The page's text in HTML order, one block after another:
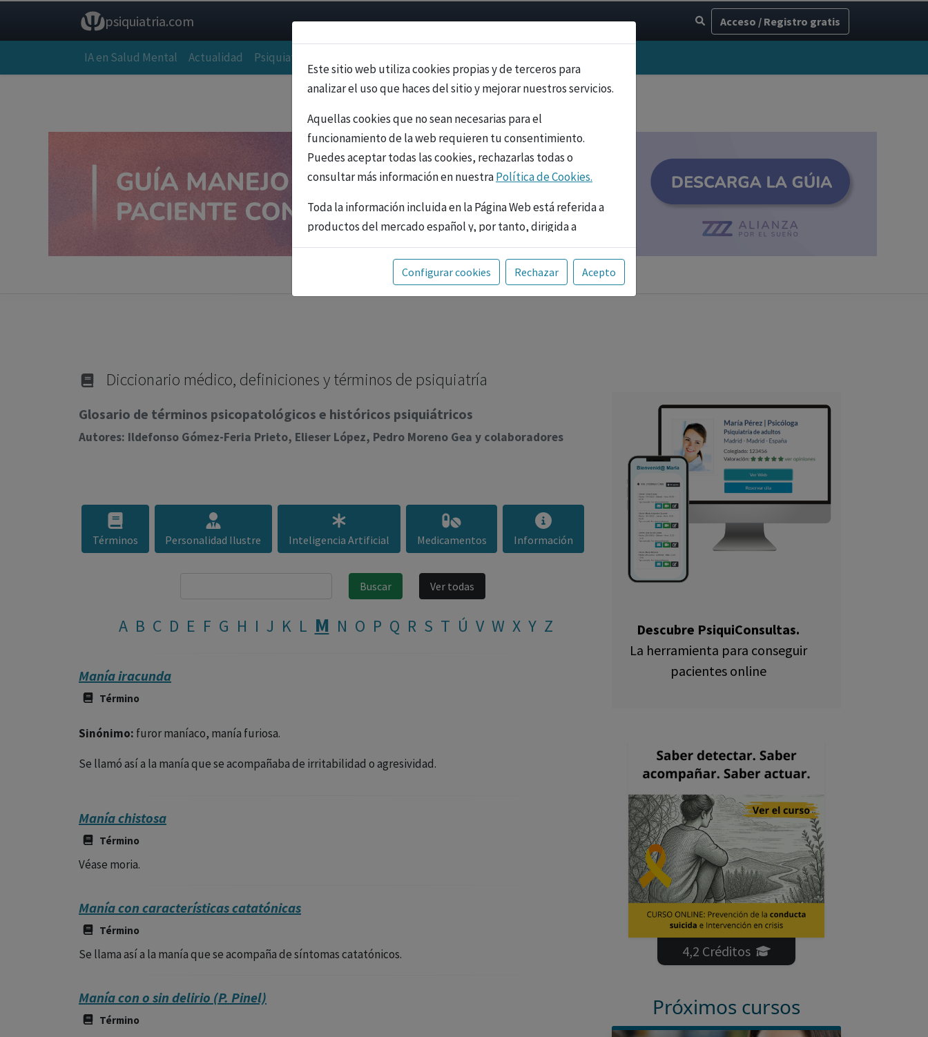
psiquiatria.com Acceso / Registro gratis
IA en Salud Mental Actualidad Psiquiatría
Este sitio web utiliza cookies propias y de terceros para
analizar el uso que haces del sitio y mejorar nuestros servicios.
Aquellas cookies que no sean necesarias para el
funcionamiento de la web requieren tu consentimiento.
Puedes aceptar todas las cookies, rechazarlas todas o
consultar más información en nuestraPolítica de Cookies.
Toda la información incluida en la Página Web está referida a
productos del mercado español y, por tanto, dirigida a
profesionales sanitarios legalmente facultados para
prescribir o dispensar medicamentos con ejercicio
profesional. La información técnica de los fármacos se facilita
Configurar cookies Rechazar Acepto
Diccionario médico, definiciones y términos de psiquiatría
Glosario de términos psicopatológicos e históricos psiquiátricos
Autores: Ildefonso Gómez-Feria Prieto, Elieser López, Pedro Moreno Gea y colaboradores
Términos Personalidad Ilustre Inteligencia Artificial Medicamentos Información
A B C D E F G H I J K L M N O P Q R S T Ú V W X Y Z
Manía iracunda
Término
Sinónimo: furor maníaco, manía furiosa.
Se llamó así a la manía que se acompañaba de irritabilidad o agresividad.
Manía chistosa
Término
Véase moria.
Manía con características catatónicas
Término
Se llama así a la manía que se acompaña de síntomas catatónicos.
Manía con o sin delirio (P. Pinel)
Término
Descubre PsiquiConsultas.
La herramienta para conseguir
pacientes online
4,2 Créditos
Próximos cursos